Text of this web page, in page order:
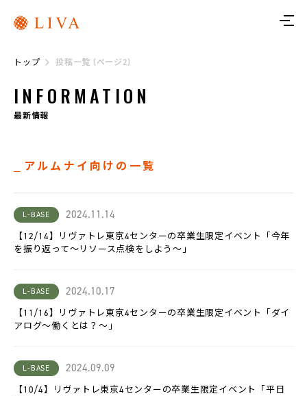
ト
ッ
に
つ
い
サ
ビ
リ
ヴ
ァ
LACICRA
リ
ヴ
ァ
Biz
トップ 投稿一覧 (ページ2)
INFORMATION
最新情報
アルムナイ向けの一覧
L-BASE 2024.11.14
【12/14】リヴァトレ東京4センターの卒業生限定イベント「今年
を振り返って～リソース点検をしよう～」
L-BASE 2024.10.17
【11/16】リヴァトレ東京4センターの卒業生限定イベント「ダイ
アログ～働くとは？～」
L-BASE 2024.09.09
【10/4】リヴァトレ東京4センターの卒業生限定イベント「平日